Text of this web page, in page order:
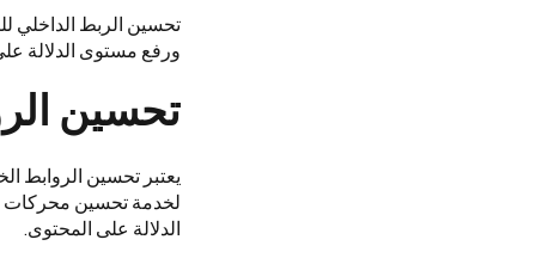
تحسين الربط الداخلي
ورفع مستوى الدلالة
تحسين
يعتبر تحسين الروابط
لخدمة تحسين محركات
الدلالة على المحتوى.